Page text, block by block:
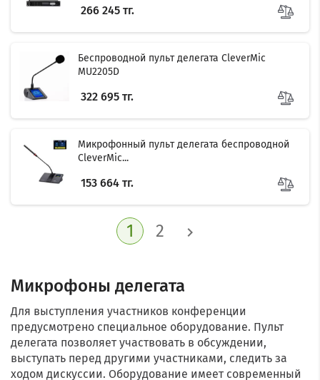
266 245 тг.
Беспроводной пульт делегата CleverMic
MU2205D
322 695 тг.
Микрофонный пульт делегата беспроводной
CleverMic...
153 664 тг.
1 2 
Микрофоны делегата
Для выступления участников конференции
предусмотрено специальное оборудование. Пульт
делегата позволяет участвовать в обсуждении,
выступать перед другими участниками, следить за
ходом дискуссии. Оборудование имеет современный